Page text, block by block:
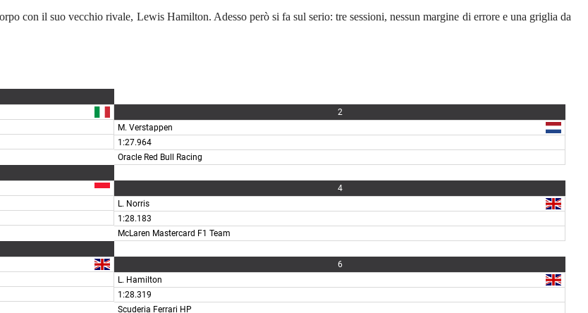
con il suo vecchio rivale, Lewis Hamilton. Adesso però si fa sul serio: tre sessioni, nessun margine di errore e una griglia da